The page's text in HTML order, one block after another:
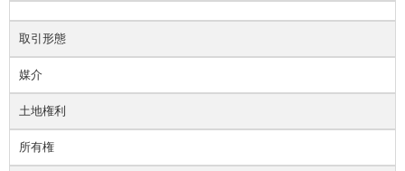
取引形態
媒介
土地権利
所有権